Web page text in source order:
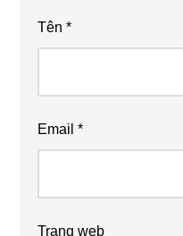
Tên*
Email*
Trang web